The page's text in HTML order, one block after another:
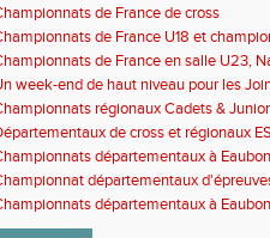
de France de cross
de France U18 et
Long
de France en salle U23,
cross-country
week-end de haut niveau pour les
régionaux Cadets &
avant le Meeting de Paris
de cross et régionaux
départementaux à
départementaux
départementaux à